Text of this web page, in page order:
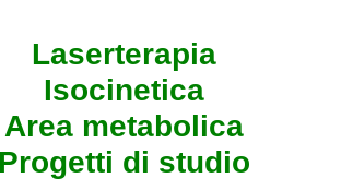
Laserterapia
Isocinetica
Area metabolica
Progetti di studio